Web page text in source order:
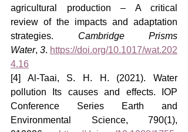
agricultural production – A critical
review of the impacts and adaptation
strategies. Cambridge Prisms
Water, 3. https://doi.org/10.1017/wat.202
4.16
[4] Al-Taai, S. H. H. (2021). Water
pollution Its causes and effects. IOP
Conference Series Earth and
Environmental Science, 790(1),